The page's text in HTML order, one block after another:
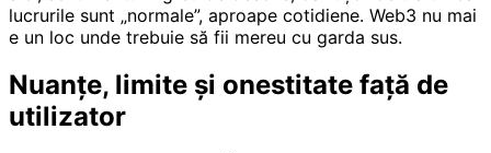
lucrurile sunt „normale”, aproape cotidiene. Web3 nu mai
e un loc unde trebuie să fii mereu cu garda sus.
Nuanțe, limite și onestitate față de
utilizator